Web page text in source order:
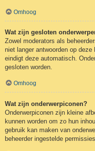
Omhoog
Wat zijn gesloten
Zowel moderators als
niet langer antwoorden op
eindigt deze automatisch.
gesloten worden.
Omhoog
Wat zijn onderwerpiconen?
Onderwerpiconen zijn kleine
kunnen worden om zo hun
gebruik kan maken van
beheerder ingestelde permissies.